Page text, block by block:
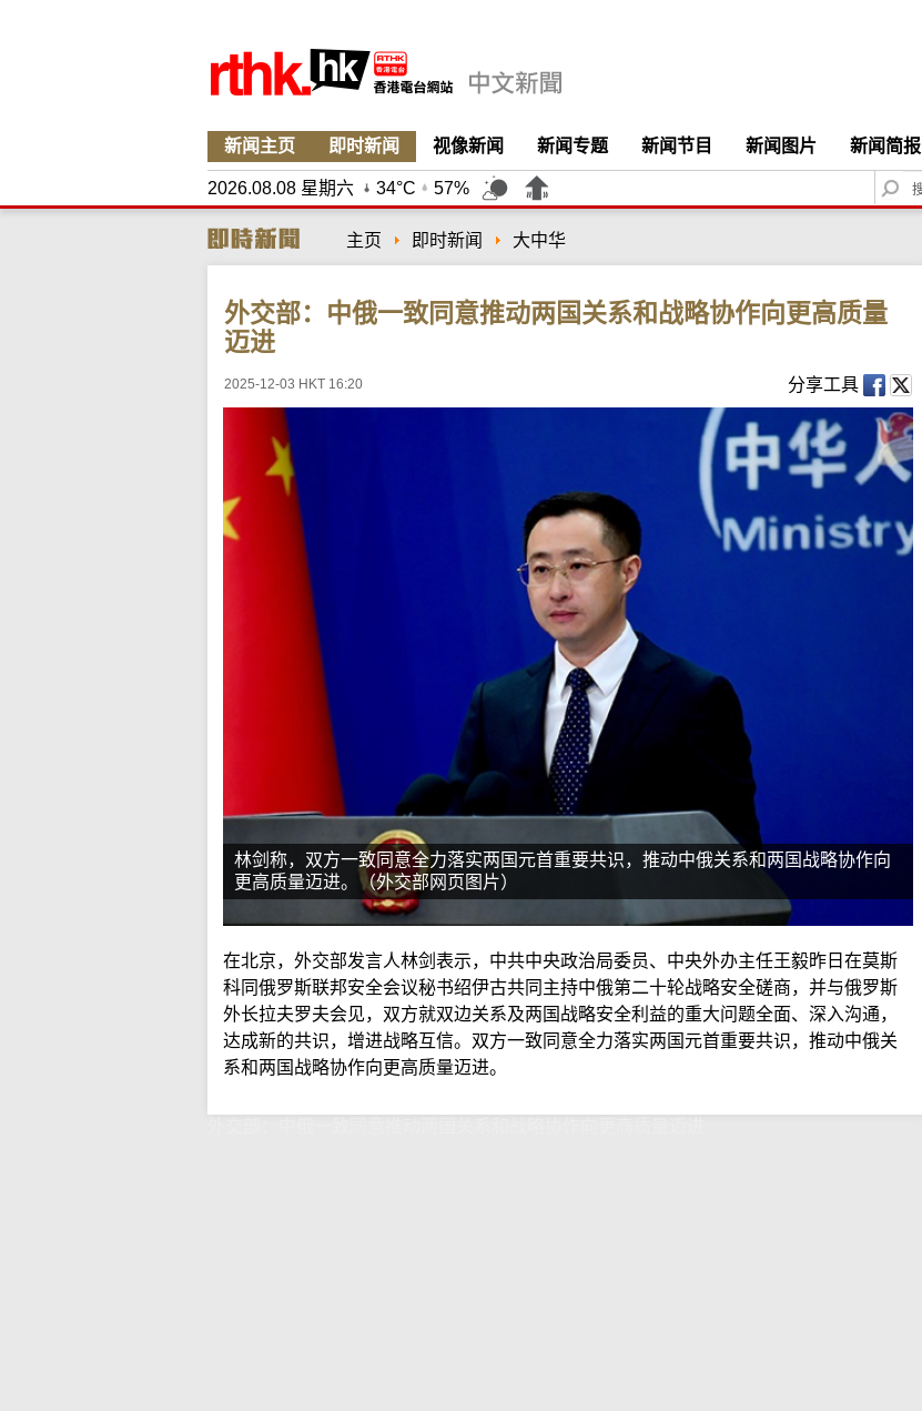
新闻主页 即时新闻 视像新闻 新闻专题 新闻节目 新闻图片 新闻简报
2026.08.08 星期六 34°C 57%
S
e
c
主页 即时新闻 大中华
外交部：中俄一致同意推动两国关系和战略协作向更高质量
迈进
2025-12-03 HKT 16:20 分享工具
林剑称，双方一致同意全力落实两国元首重要共识，推动中俄关系和两国战略协作向
更高质量迈进。（外交部网页图片）
在北京，外交部发言人林剑表示，中共中央政治局委员、中央外办主任王毅昨日在莫斯
科同俄罗斯联邦安全会议秘书绍伊古共同主持中俄第二十轮战略安全磋商，并与俄罗斯
外长拉夫罗夫会见，双方就双边关系及两国战略安全利益的重大问题全面、深入沟通，
达成新的共识，增进战略互信。双方一致同意全力落实两国元首重要共识，推动中俄关
系和两国战略协作向更高质量迈进。